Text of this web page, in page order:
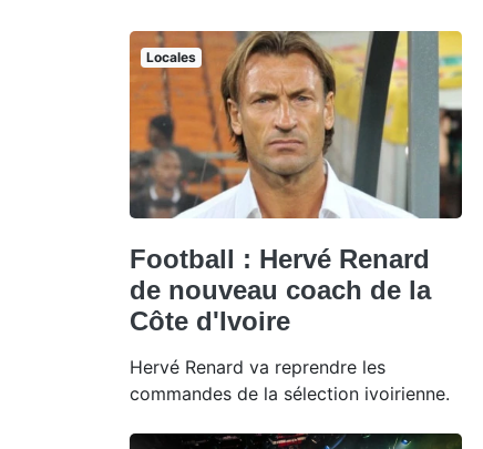
Locales
Football : Hervé Renard
de nouveau coach de la
Côte d'Ivoire
Hervé Renard va reprendre les
commandes de la sélection ivoirienne.